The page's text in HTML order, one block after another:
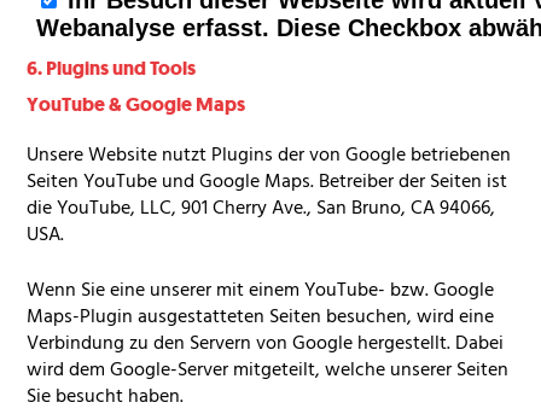
6. Plugins und Tools
YouTube & Google Maps
Unsere Website nutzt Plugins der von Google betriebenen
Seiten YouTube und Google Maps. Betreiber der Seiten ist
die YouTube, LLC, 901 Cherry Ave., San Bruno, CA 94066,
USA.
Wenn Sie eine unserer mit einem YouTube- bzw. Google
Maps-Plugin ausgestatteten Seiten besuchen, wird eine
Verbindung zu den Servern von Google hergestellt. Dabei
wird dem Google-Server mitgeteilt, welche unserer Seiten
Sie besucht haben.